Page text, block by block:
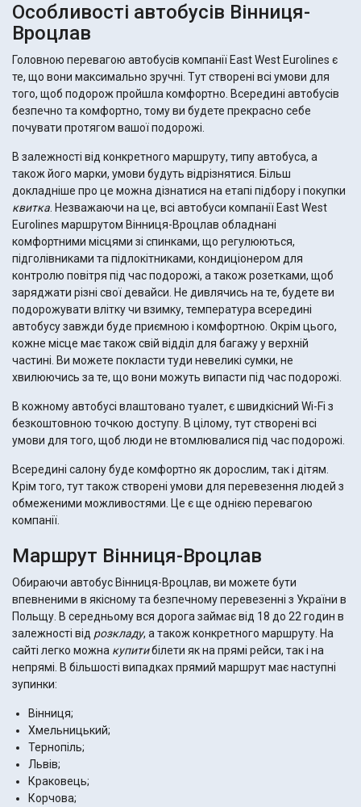
Особливості автобусів Вінниця-
Вроцлав
Головною перевагою автобусів компанії East West Eurolines є
те, що вони максимально зручні. Тут створені всі умови для
того, щоб подорож пройшла комфортно. Всередині автобусів
безпечно та комфортно, тому ви будете прекрасно себе
почувати протягом вашої подорожі.
В залежності від конкретного маршруту, типу автобуса, а
також його марки, умови будуть відрізнятися. Більш
докладніше про це можна дізнатися на етапі підбору і покупки
квитка. Незважаючи на це, всі автобуси компанії East West
Eurolines маршрутом Вінниця-Вроцлав обладнані
комфортними місцями зі спинками, що регулюються,
підголівниками та підлокітниками, кондиціонером для
контролю повітря під час подорожі, а також розетками, щоб
заряджати різні свої девайси. Не дивлячись на те, будете ви
подорожувати влітку чи взимку, температура всередині
автобусу завжди буде приємною і комфортною. Окрім цього,
кожне місце має також свій відділ для багажу у верхній
частині. Ви можете покласти туди невеликі сумки, не
хвилюючись за те, що вони можуть випасти під час подорожі.
В кожному автобусі влаштовано туалет, є швидкісний Wi-Fi з
безкоштовною точкою доступу. В цілому, тут створені всі
умови для того, щоб люди не втомлювалися під час подорожі.
Всередині салону буде комфортно як дорослим, так і дітям.
Крім того, тут також створені умови для перевезення людей з
обмеженими можливостями. Це є ще однією перевагою
компанії.
Маршрут Вінниця-Вроцлав
Обираючи автобус Вінниця-Вроцлав, ви можете бути
впевненими в якісному та безпечному перевезенні з України в
Польщу. В середньому вся дорога займає від 18 до 22 годин в
залежності від розкладу, а також конкретного маршруту. На
сайті легко можна купитибілети як на прямі рейси, так і на
непрямі. В більшості випадках прямий маршрут має наступні
зупинки:
Вінниця;
Хмельницький;
Тернопіль;
Львів;
Краковець;
Корчова;